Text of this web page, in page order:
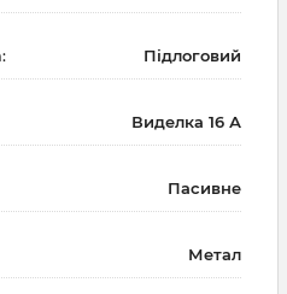
Підлоговий
Виделка 16 А
Пасивне
Метал